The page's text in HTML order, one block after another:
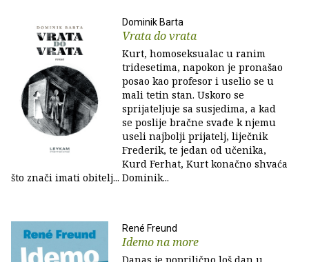
Dominik Barta
Vrata do vrata
Kurt, homoseksualac u ranim
tridesetima, napokon je pronašao
posao kao profesor i uselio se u
mali tetin stan. Uskoro se
sprijateljuje sa susjedima, a kad
se poslije bračne svađe k njemu
useli najbolji prijatelj, liječnik
Frederik, te jedan od učenika,
Kurd Ferhat, Kurt konačno shvaća
što znači imati obitelj... Dominik...
René Freund
Idemo na more